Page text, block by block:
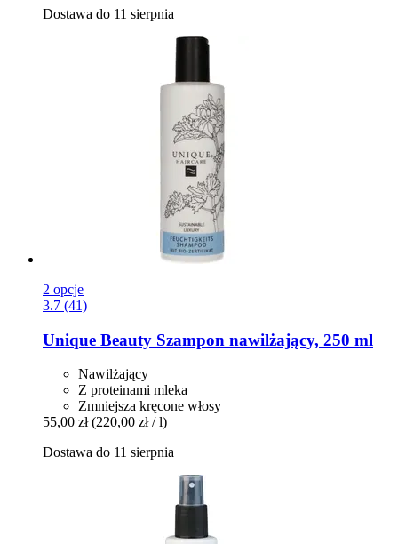
Dostawa do 11 sierpnia
2 opcje
3.7 (41)
Unique Beauty Szampon nawilżający, 250 ml
Nawilżający
Z proteinami mleka
Zmniejsza kręcone włosy
55,00 zł (220,00 zł / l)
Dostawa do 11 sierpnia